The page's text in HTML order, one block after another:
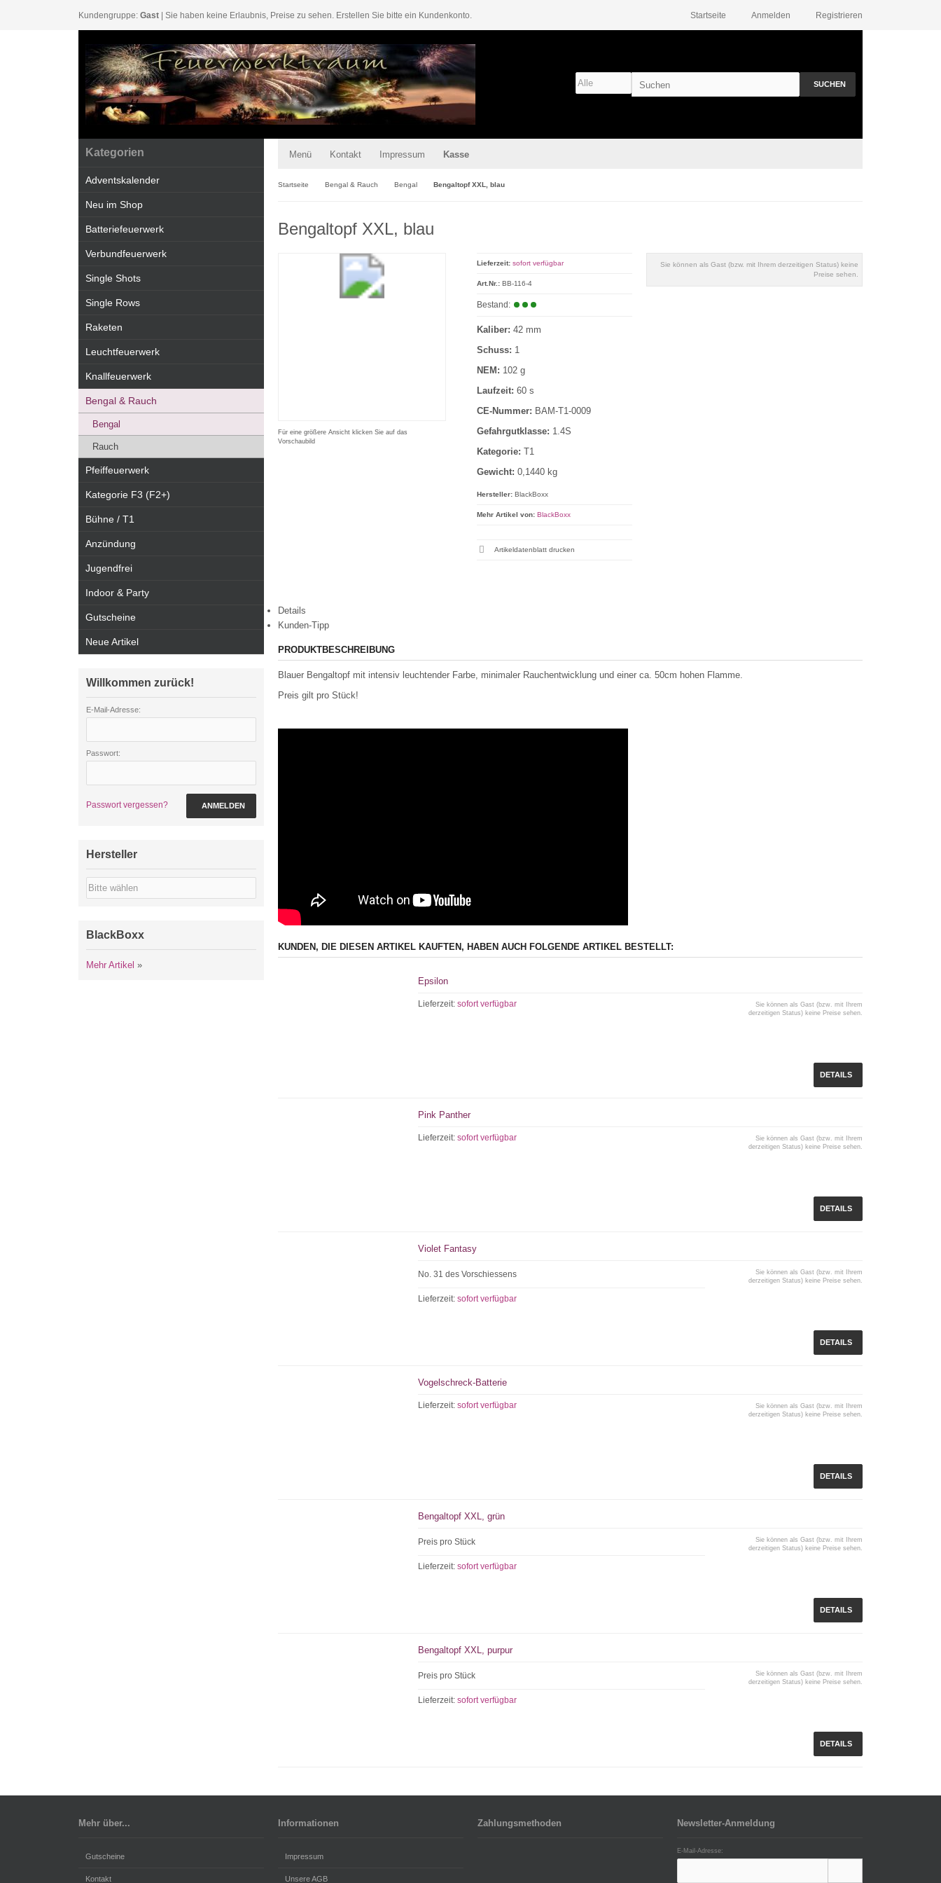
Kundengruppe: Gast | Sie haben keine Erlaubnis, Preise zu sehen. Erstellen Sie bitte ein Kundenkonto. Registrieren
Anmelden
Startseite
SUCHEN
Menü Kontakt Impressum Kasse
Startseite Bengal & Rauch Bengal Bengaltopf XXL, blau
Bengaltopf XXL, blau
Für eine größere Ansicht klicken Sie auf das
Vorschaubild
Sie können als Gast (bzw. mit Ihrem derzeitigen Status) keine
Preise sehen.
Lieferzeit: sofort verfügbar
Art.Nr.: BB-116-4
Bestand:
Kaliber: 42 mm
Schuss: 1
NEM: 102 g
Laufzeit: 60 s
CE-Nummer: BAM-T1-0009
Gefahrgutklasse: 1.4S
Kategorie: T1
Gewicht: 0,1440 kg
Hersteller: BlackBoxx
Mehr Artikel von: BlackBoxx
Artikeldatenblatt drucken
Details
Kunden-Tipp
PRODUKTBESCHREIBUNG
Blauer Bengaltopf mit intensiv leuchtender Farbe, minimaler Rauchentwicklung und einer ca. 50cm hohen Flamme.
Preis gilt pro Stück!
KUNDEN, DIE DIESEN ARTIKEL KAUFTEN, HABEN AUCH FOLGENDE ARTIKEL BESTELLT:
Epsilon
Lieferzeit:sofort verfügbar
Sie können als Gast (bzw. mit Ihrem
derzeitigen Status) keine Preise sehen.
DETAILS
Pink Panther
Lieferzeit:sofort verfügbar
Sie können als Gast (bzw. mit Ihrem
derzeitigen Status) keine Preise sehen.
DETAILS
Violet Fantasy
No. 31 des Vorschiessens
Lieferzeit:sofort verfügbar
Sie können als Gast (bzw. mit Ihrem
derzeitigen Status) keine Preise sehen.
DETAILS
Vogelschreck-Batterie
Lieferzeit:sofort verfügbar
Sie können als Gast (bzw. mit Ihrem
derzeitigen Status) keine Preise sehen.
DETAILS
Bengaltopf XXL, grün
Preis pro Stück
Lieferzeit:sofort verfügbar
Sie können als Gast (bzw. mit Ihrem
derzeitigen Status) keine Preise sehen.
DETAILS
Bengaltopf XXL, purpur
Preis pro Stück
Lieferzeit:sofort verfügbar
Sie können als Gast (bzw. mit Ihrem
derzeitigen Status) keine Preise sehen.
DETAILS
Kategorien
Adventskalender
Neu im Shop
Batteriefeuerwerk
Verbundfeuerwerk
Single Shots
Single Rows
Raketen
Leuchtfeuerwerk
Knallfeuerwerk
Bengal & Rauch
Bengal
Rauch
Pfeiffeuerwerk
Kategorie F3 (F2+)
Bühne / T1
Anzündung
Jugendfrei
Indoor & Party
Gutscheine
Neue Artikel
Willkommen zurück!
E-Mail-Adresse:
Passwort:
Passwort vergessen? ANMELDEN
Hersteller
BlackBoxx
Mehr Artikel »
Mehr über...
Gutscheine
Kontakt
Informationen
Impressum
Unsere AGB
Zahlungsmethoden Newsletter-Anmeldung
E-Mail-Adresse: